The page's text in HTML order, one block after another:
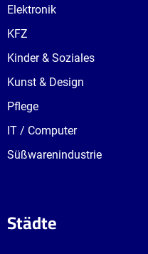
Elektronik
KFZ
Kinder & Soziales
Kunst & Design
Pflege
IT / Computer
Süßwarenindustrie
Städte